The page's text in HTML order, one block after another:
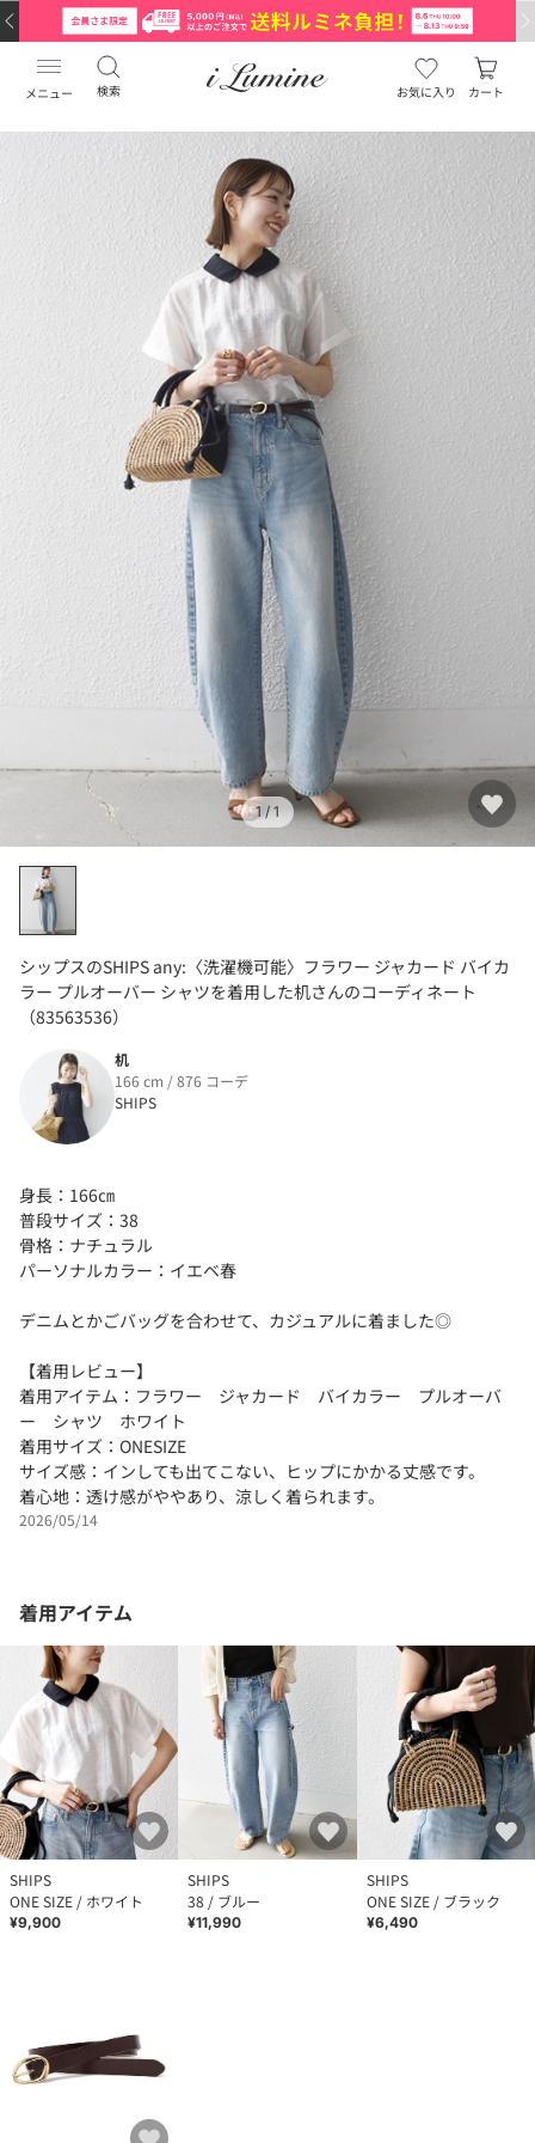
メニュー 検索 お気に入り カート
1 / 1
シップスのSHIPS any:〈洗濯機可能〉フラワー ジャカード バイカ
ラー プルオーバー シャツを着用した机さんのコーディネート
（83563536）
机
166 cm / 876 コーデ
SHIPS
身長：166㎝
普段サイズ：38
骨格：ナチュラル
パーソナルカラー：イエベ春
デニムとかごバッグを合わせて、カジュアルに着ました◎
【着用レビュー】
着用アイテム：フラワー ジャカード バイカラー プルオーバ
ー シャツ ホワイト
着用サイズ：ONESIZE
サイズ感：インしても出てこない、ヒップにかかる丈感です。
着心地：透け感がややあり、涼しく着られます。
2026/05/14
着用アイテム
SHIPS
ONE SIZE / ホワイト
¥9,900
SHIPS
38 / ブルー
¥11,990
SHIPS
ONE SIZE / ブラック
¥6,490